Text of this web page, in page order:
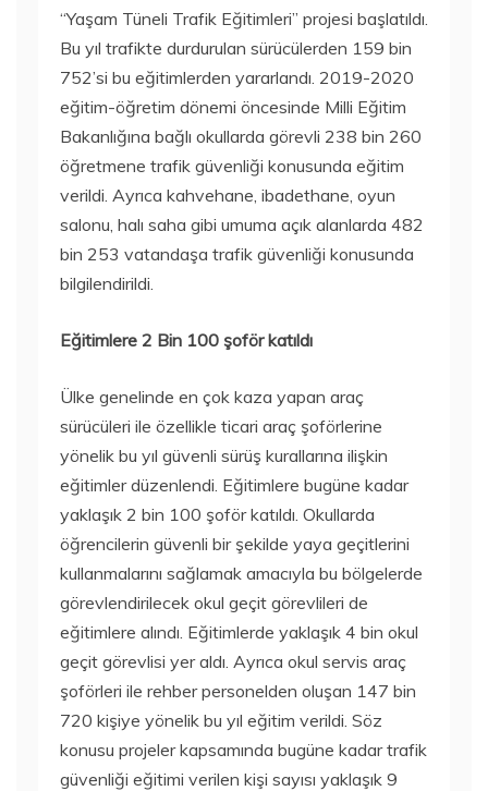
“Yaşam Tüneli Trafik Eğitimleri” projesi başlatıldı.
Bu yıl trafikte durdurulan sürücülerden 159 bin
752’si bu eğitimlerden yararlandı. 2019-2020
eğitim-öğretim dönemi öncesinde Milli Eğitim
Bakanlığına bağlı okullarda görevli 238 bin 260
öğretmene trafik güvenliği konusunda eğitim
verildi. Ayrıca kahvehane, ibadethane, oyun
salonu, halı saha gibi umuma açık alanlarda 482
bin 253 vatandaşa trafik güvenliği konusunda
bilgilendirildi.
Eğitimlere 2 Bin 100 şoför katıldı
Ülke genelinde en çok kaza yapan araç
sürücüleri ile özellikle ticari araç şoförlerine
yönelik bu yıl güvenli sürüş kurallarına ilişkin
eğitimler düzenlendi. Eğitimlere bugüne kadar
yaklaşık 2 bin 100 şoför katıldı. Okullarda
öğrencilerin güvenli bir şekilde yaya geçitlerini
kullanmalarını sağlamak amacıyla bu bölgelerde
görevlendirilecek okul geçit görevlileri de
eğitimlere alındı. Eğitimlerde yaklaşık 4 bin okul
geçit görevlisi yer aldı. Ayrıca okul servis araç
şoförleri ile rehber personelden oluşan 147 bin
720 kişiye yönelik bu yıl eğitim verildi. Söz
konusu projeler kapsamında bugüne kadar trafik
güvenliği eğitimi verilen kişi sayısı yaklaşık 9